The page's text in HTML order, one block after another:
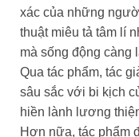
xác của những
thuật miêu tả tâm lí
mà sống động càng
Qua tác phẩm, tác
sâu sắc với bi kịch
hiền lành lương
Hơn nữa, tác phẩm